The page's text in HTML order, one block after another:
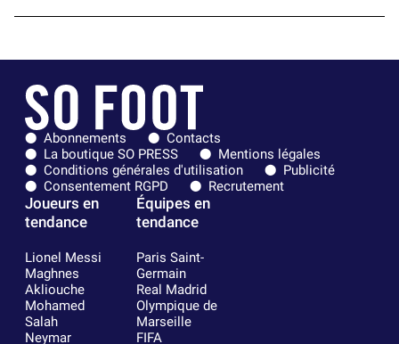
Abonnements
Contacts
La boutique SO PRESS
Mentions légales
Conditions générales d'utilisation
Publicité
Consentement RGPD
Recrutement
Joueurs en
tendance
Lionel Messi
Maghnes
Akliouche
Mohamed
Salah
Neymar
Équipes en
tendance
Paris Saint-
Germain
Real Madrid
Olympique de
Marseille
FIFA